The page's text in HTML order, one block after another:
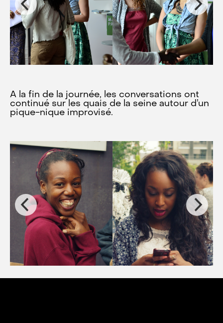
A la fin de la journée, les conversations ont
continué sur les quais de la seine autour d’un
pique-nique improvisé.